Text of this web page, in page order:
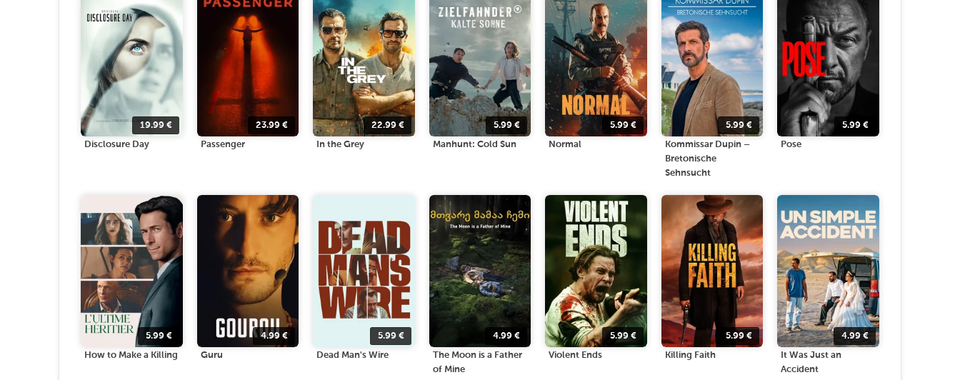
19.99€
Disclosure Day
23.99 €
Passenger
22.99€
In the Grey
5.99 €
Manhunt: Cold Sun
5.99€
Normal
5.99 €
Kommissar Dupin –
Bretonische
Sehnsucht
5.99€
Pose
5.99€
How to Make a Killing
4.99 €
Guru
5.99€
Dead Man's Wire
4.99 €
The Moon is a Father
of Mine
5.99€
Violent Ends
5.99 €
Killing Faith
4.99€
It Was Just an
Accident